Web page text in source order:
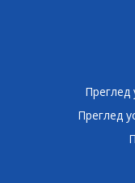
Преглед
Преглед